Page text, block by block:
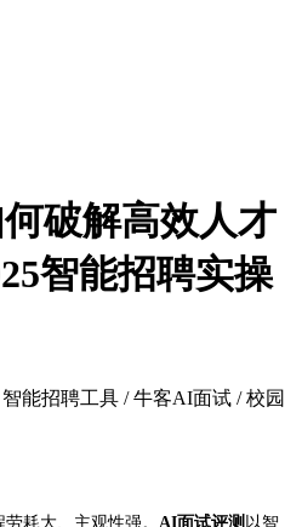
破解高效人才
智能招聘实操
能招聘工具 / 牛客AI面试 / 校园
耗大、主观性强。 AI面试评测 以智